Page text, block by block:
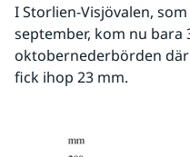
I Storlien-Visjövalen,
september, kom nu bara
oktobernederbörden där
fick ihop 23 mm.